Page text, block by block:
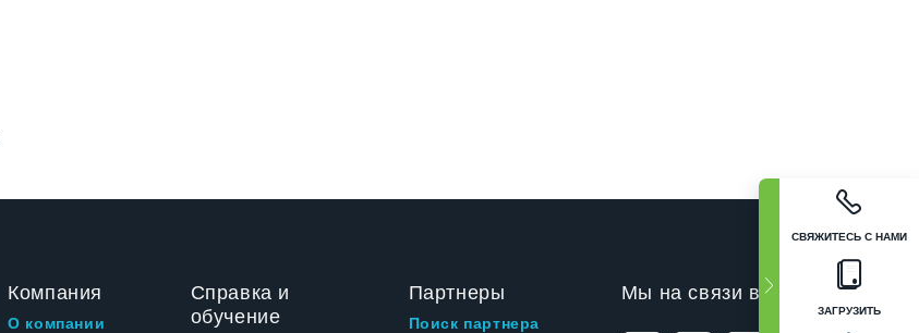
СВЯЖИТЕСЬ С НАМИ
ЗАГРУЗИТЬ
Компания
О компании
Справка и
обучение
Партнеры
Поиск партнера
Мы на связи в